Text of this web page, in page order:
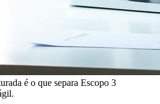
é o que separa Escopo 3